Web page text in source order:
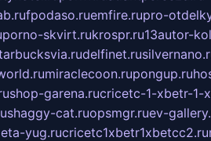
fpodaso.ruemfire.rupro-
porno-skvirt.rukrospr.ru13autor-
delfinet.ru
miraclecoon.rupongup.ru
shop-garena.rucricetc-1-xbetr-1-
shaggy-cat.ruopsmgr.ruev-
yug.rucricetc1xbetr1xbetcc2.ru